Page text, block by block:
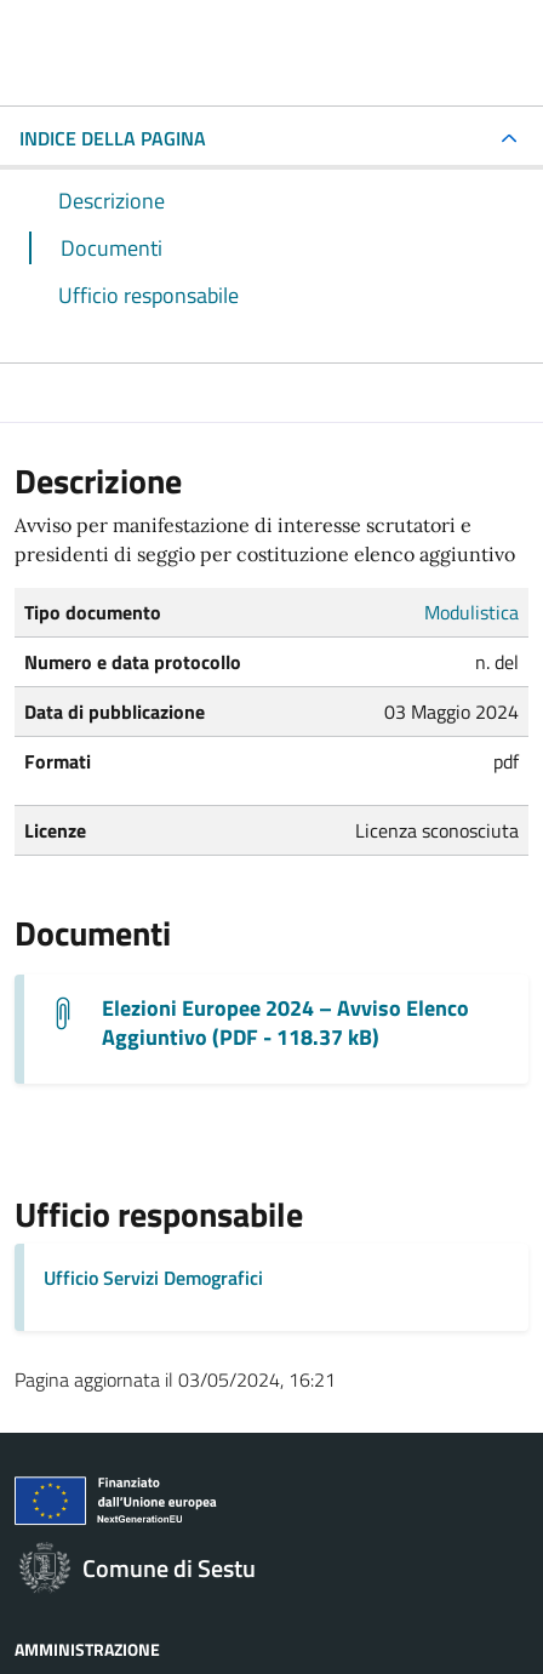
INDICE DELLA PAGINA
Descrizione
Documenti
Ufficio responsabile
Descrizione
Avviso per manifestazione di interesse scrutatori e
presidenti di seggio per costituzione elenco aggiuntivo
Tipo documento
Modulistica
Numero e data protocollo
n. del
Data di pubblicazione
03 Maggio 2024
Formati
pdf
Licenze Licenza sconosciuta
Documenti
Elezioni Europee 2024 – Avviso Elenco
Aggiuntivo (PDF - 118.37 kB)
Ufficio responsabile
Ufficio Servizi Demografici
Pagina aggiornata il 03/05/2024, 16:21
Comune di Sestu
AMMINISTRAZIONE